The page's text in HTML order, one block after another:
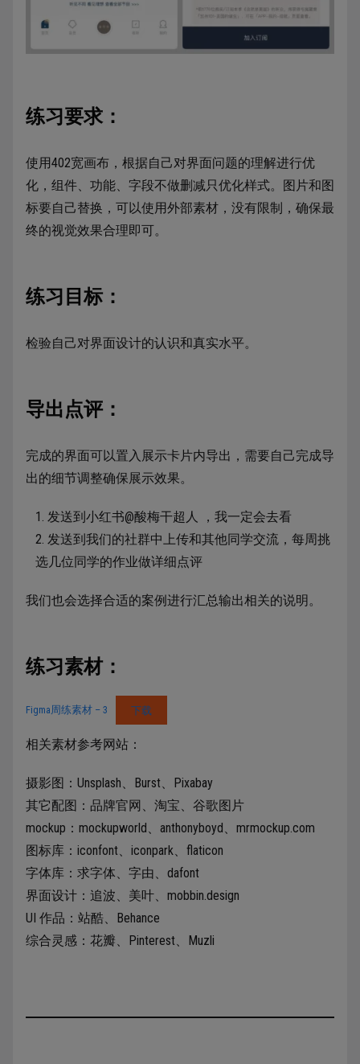
练习要求：
使用402宽画布，根据自己对界面问题的理解进行优
化，组件、功能、字段不做删减只优化样式。图片和图
标要自己替换，可以使用外部素材，没有限制，确保最
终的视觉效果合理即可。
练习目标：
检验自己对界面设计的认识和真实水平。
导出点评：
完成的界面可以置入展示卡片内导出，需要自己完成导
出的细节调整确保展示效果。
发送到小红书@酸梅干超人 ，我一定会去看
发送到我们的社群中上传和其他同学交流，每周挑
选几位同学的作业做详细点评
我们也会选择合适的案例进行汇总输出相关的说明。
练习素材：
Figma周练素材 – 3 下载
相关素材参考网站：
摄影图：Unsplash、Burst、Pixabay
其它配图：品牌官网、淘宝、谷歌图片
mockup：mockupworld、anthonyboyd、mrmockup.com
图标库：iconfont、iconpark、flaticon
字体库：求字体、字由、dafont
界面设计：追波、美叶、mobbin.design
UI 作品：站酷、Behance
综合灵感：花瓣、Pinterest、Muzli